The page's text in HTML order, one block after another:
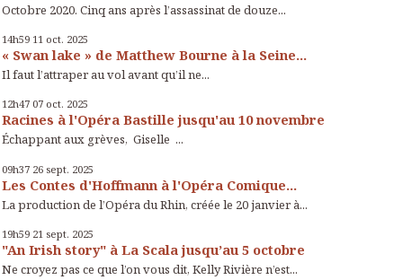
Octobre 2020. Cinq ans après l’assassinat de douze...
14h59 11 oct. 2025
« Swan lake » de Matthew Bourne à la Seine...
Il faut l’attraper au vol avant qu’il ne...
12h47 07 oct. 2025
Racines à l'Opéra Bastille jusqu'au 10 novembre
Échappant aux grèves, Giselle ...
09h37 26 sept. 2025
Les Contes d'Hoffmann à l'Opéra Comique...
La production de l’Opéra du Rhin, créée le 20 janvier à...
19h59 21 sept. 2025
"An Irish story" à La Scala jusqu’au 5 octobre
Ne croyez pas ce que l’on vous dit, Kelly Rivière n’est...